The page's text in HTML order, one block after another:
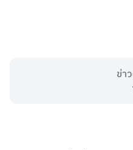
ข่า